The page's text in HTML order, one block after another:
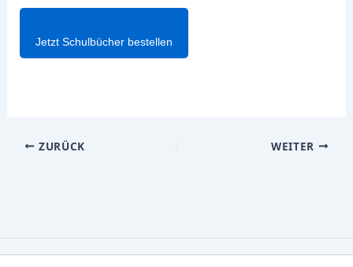
Jetzt Schulbücher bestellen
ZURÜCK WEITER